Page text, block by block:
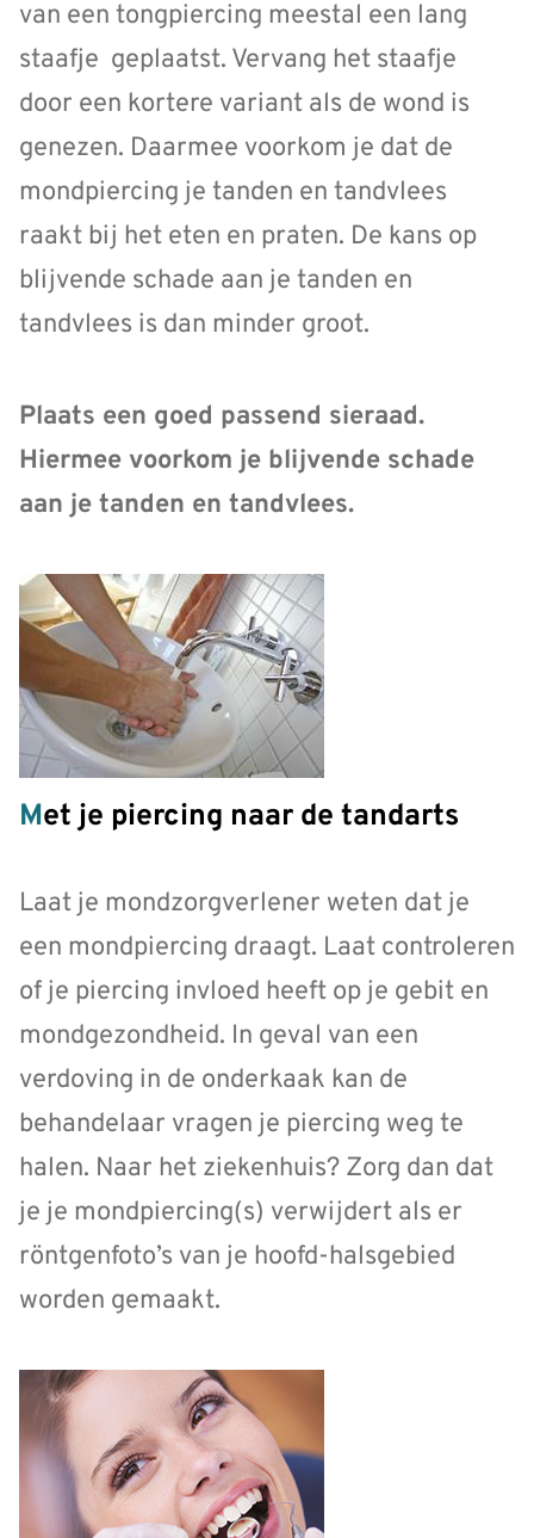
van een tongpiercing meestal een lang
staafje geplaatst. Vervang het staafje
door een kortere variant als de wond is
genezen. Daarmee voorkom je dat de
mondpiercing je tanden en tandvlees
raakt bij het eten en praten. De kans op
blijvende schade aan je tanden en
tandvlees is dan minder groot.
Plaats een goed passend sieraad.
Hiermee voorkom je blijvende schade
aan je tanden en tandvlees.
Met je piercing naar de tandarts
Laat je mondzorgverlener weten dat je
een mondpiercing draagt. Laat controleren
of je piercing invloed heeft op je gebit en
mondgezondheid. In geval van een
verdoving in de onderkaak kan de
behandelaar vragen je piercing weg te
halen. Naar het ziekenhuis? Zorg dan dat
je je mondpiercing(s) verwijdert als er
röntgenfoto’s van je hoofd-halsgebied
worden gemaakt.